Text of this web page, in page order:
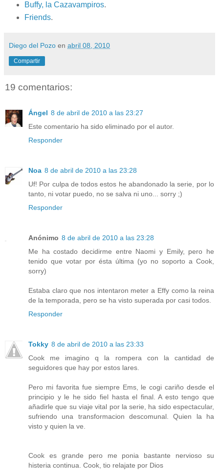
Buffy, la Cazavampiros.
Friends.
Diego del Pozo en abril 08, 2010
Compartir
19 comentarios:
Ángel 8 de abril de 2010 a las 23:27
Este comentario ha sido eliminado por el autor.
Responder
Noa 8 de abril de 2010 a las 23:28
Uf! Por culpa de todos estos he abandonado la serie, por lo
tanto, ni votar puedo, no se salva ni uno... sorry ;)
Responder
Anónimo 8 de abril de 2010 a las 23:28
Me ha costado decidirme entre Naomi y Emily, pero he
tenido que votar por ésta última (yo no soporto a Cook,
sorry)
Estaba claro que nos intentaron meter a Effy como la reina
de la temporada, pero se ha visto superada por casi todos.
Responder
Tokky 8 de abril de 2010 a las 23:33
Cook me imagino q la rompera con la cantidad de
seguidores que hay por estos lares.
Pero mi favorita fue siempre Ems, le cogi cariño desde el
principio y le he sido fiel hasta el final. A esto tengo que
añadirle que su viaje vital por la serie, ha sido espectacular,
sufriendo una transformacion descomunal. Quien la ha
visto y quien la ve.
Cook es grande pero me ponia bastante nervioso su
histeria continua. Cook, tio relajate por Dios